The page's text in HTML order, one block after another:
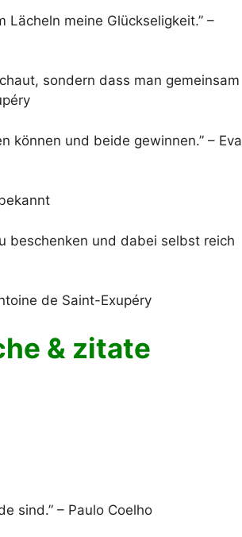
meine Glückseligkeit.” –
sondern dass man gemeinsam
können und beide gewinnen.” – Eva
beschenken und dabei selbst reich
de Saint-Exupéry
& zitate
sind.” – Paulo Coelho